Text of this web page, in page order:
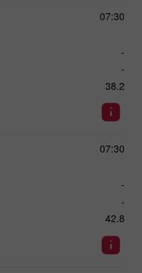
07:30
-
-
38.2
07:30
-
-
42.8